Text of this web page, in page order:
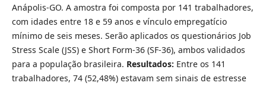
Anápolis-GO. A amostra foi composta por 141 trabalhadores,
com idades entre 18 e 59 anos e vínculo empregatício
mínimo de seis meses. Serão aplicados os questionários Job
Stress Scale (JSS) e Short Form-36 (SF-36), ambos validados
para a população brasileira. Resultados: Entre os 141
trabalhadores, 74 (52,48%) estavam sem sinais de estresse